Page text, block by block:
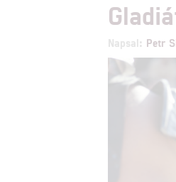
Napsal: Petr